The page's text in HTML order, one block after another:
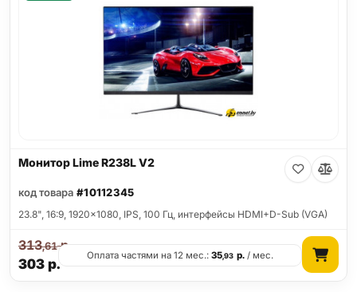
Монитор Lime R238L V2
код товара #10112345
23.8", 16:9, 1920x1080, IPS, 100 Гц, интерфейсы HDMI+D-Sub (VGA)
303р.
313,61р.
Оплата частями на 12 мес.:35,93 р./ мес.